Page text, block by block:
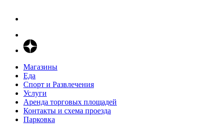
Магазины
Еда
Спорт и Развлечения
Услуги
Аренда торговых площадей
Контакты и схема проезда
Парковка